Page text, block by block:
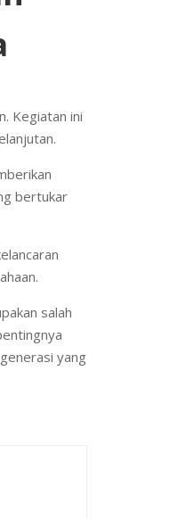
Kegiatan ini
bertukar
salah
yang